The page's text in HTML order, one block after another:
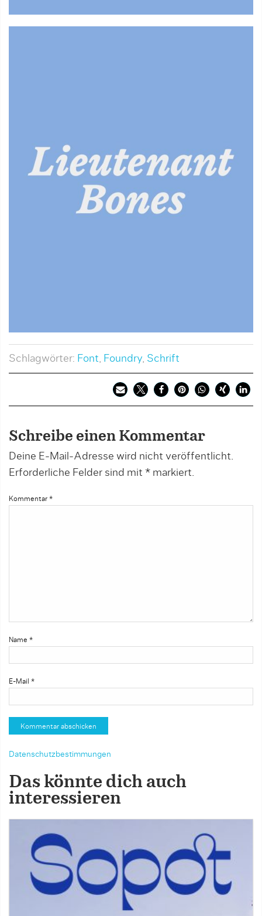
Schlagwörter: Font, Foundry, Schrift
Schreibe einen Kommentar
Deine E-Mail-Adresse wird nicht veröffentlicht.
Erforderliche Felder sind mit * markiert.
Kommentar *
Name *
E-Mail *
Datenschutzbestimmungen
Das könnte dich auch
interessieren